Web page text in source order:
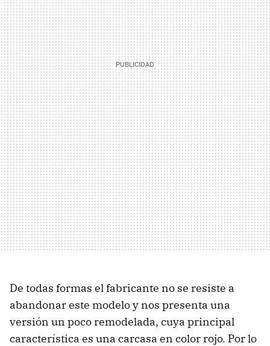
De todas formas el fabricante no se resiste a
abandonar este modelo y nos presenta una
versión un poco remodelada, cuya principal
característica es una carcasa en color rojo. Por lo